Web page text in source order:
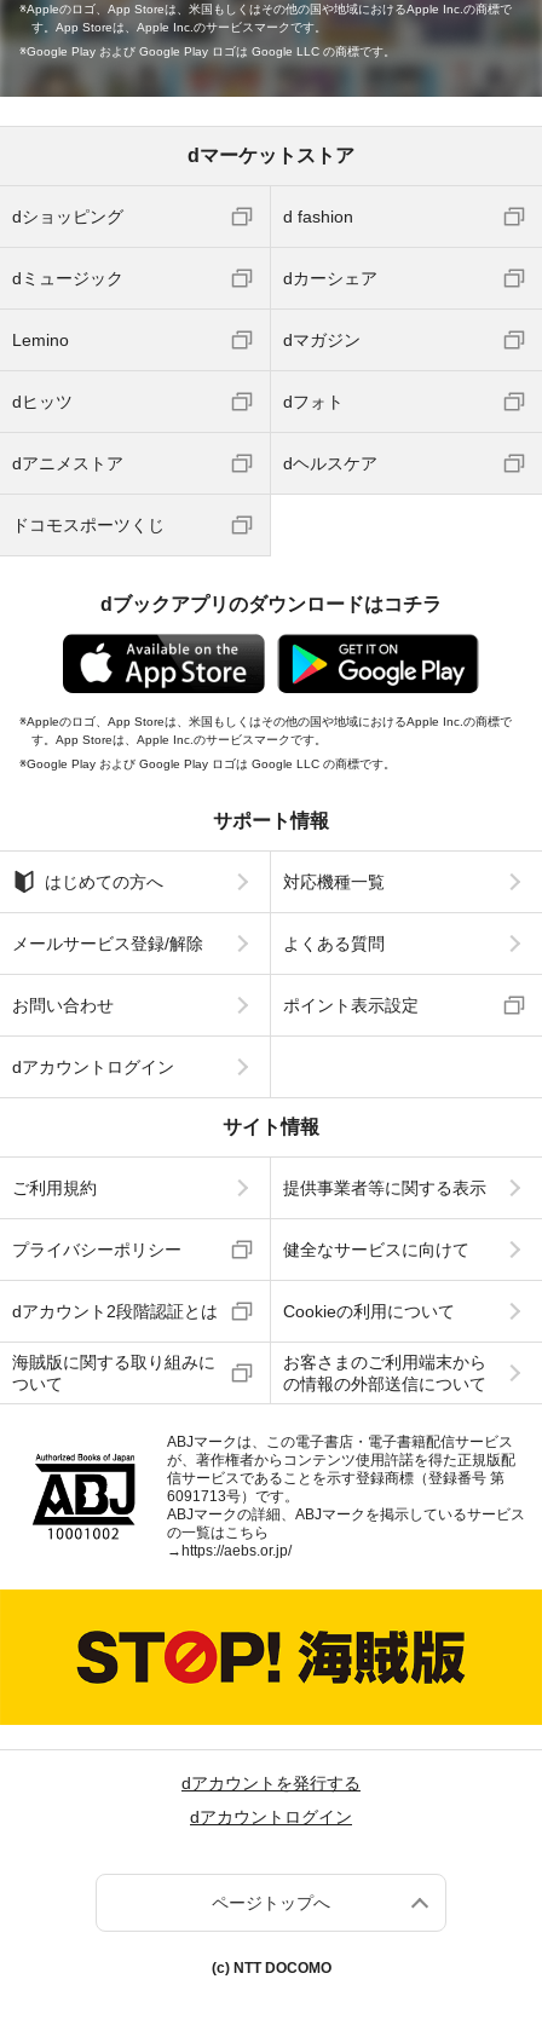
Appleのロゴ、App Storeは、米国もしくはその他の国や地域におけるApple Inc.の商標で
す。App Storeは、Apple Inc.のサービスマークです。
Google Play および Google Play ロゴは Google LLC の商標です。
dマーケットストア
dショッピング d fashion
dミュージック dカーシェア
Lemino dマガジン
dヒッツ dフォト
dアニメストア dヘルスケア
ドコモスポーツくじ
dブックアプリのダウンロードはコチラ
Appleのロゴ、App Storeは、米国もしくはその他の国や地域におけるApple Inc.の商標で
す。App Storeは、Apple Inc.のサービスマークです。
Google Play および Google Play ロゴは Google LLC の商標です。
サポート情報
はじめての方へ 対応機種一覧
メールサービス登録/解除 よくある質問
お問い合わせ ポイント表示設定
dアカウントログイン
サイト情報
ご利用規約 提供事業者等に関する表示
プライバシーポリシー 健全なサービスに向けて
dアカウント2段階認証とは Cookieの利用について
海賊版に関する取り組みに
ついて
お客さまのご利用端末から
の情報の外部送信について
ABJマークは、この電子書店・電子書籍配信サービス
が、著作権者からコンテンツ使用許諾を得た正規版配
信サービスであることを示す登録商標（登録番号 第
6091713号）です。
ABJマークの詳細、ABJマークを掲示しているサービス
の一覧はこちら
→ https://aebs.or.jp/
dアカウントを発行する
dアカウントログイン
ページトップへ
(c) NTT DOCOMO